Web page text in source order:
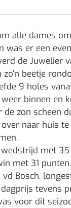
alle dames
was er een
de Juwelier
beetje
9 holes
binnen en
zon scheen
naar huis
met
met 31 punten.
Bosch,
tevens
voor dit